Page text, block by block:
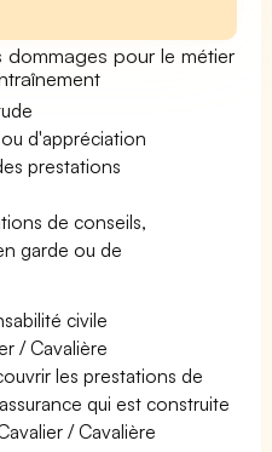
pour le métier
d'appréciation
prestations
de conseils,
garde ou de
civile
/ Cavalière
les prestations de
qui est construite
/ Cavalière